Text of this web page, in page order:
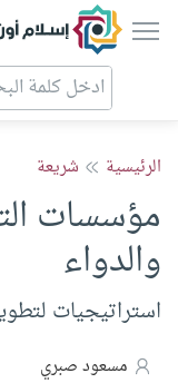
إسلام
الرئيسية شريعة
مؤسسات
والدواء
استراتيجيات
مسعود صبري